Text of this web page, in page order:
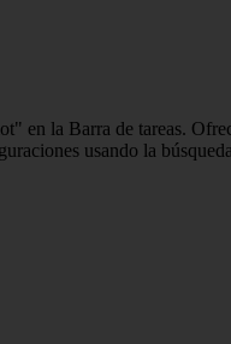
en la Barra de tareas.
usando la